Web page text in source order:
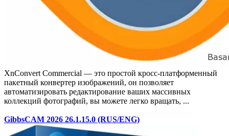
XnConvert Commercial — это простой кросс-платформенный
пакетный конвертер изображений, он позволяет
автоматизировать редактирование ваших массивных
коллекций фотографий, вы можете легко вращать, ...
GibbsCAM 2026 26.1.15.0 (RUS/ENG)